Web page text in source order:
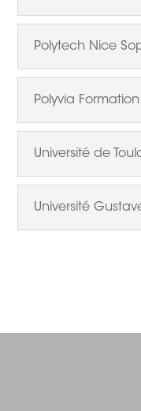
Polytech Nice
Polyvia Formation
Université de
Université